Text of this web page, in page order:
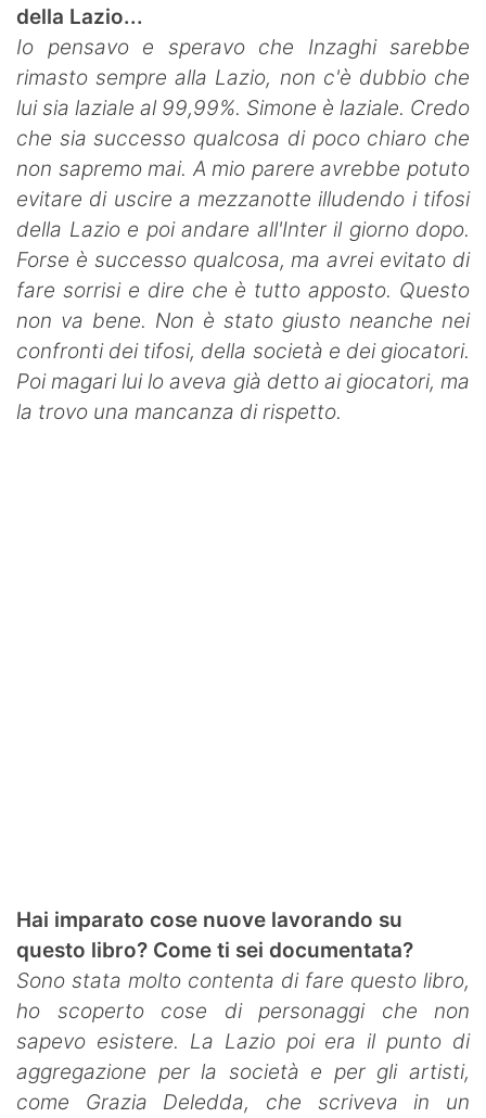
della Lazio...
Io pensavo e speravo che Inzaghi sarebbe
rimasto sempre alla Lazio, non c'è dubbio che
lui sia laziale al 99,99%. Simone è laziale. Credo
che sia successo qualcosa di poco chiaro che
non sapremo mai. A mio parere avrebbe potuto
evitare di uscire a mezzanotte illudendo i tifosi
della Lazio e poi andare all'Inter il giorno dopo.
Forse è successo qualcosa, ma avrei evitato di
fare sorrisi e dire che è tutto apposto. Questo
non va bene. Non è stato giusto neanche nei
confronti dei tifosi, della società e dei giocatori.
Poi magari lui lo aveva già detto ai giocatori, ma
la trovo una mancanza di rispetto.
Hai imparato cose nuove lavorando su
questo libro? Come ti sei documentata?
Sono stata molto contenta di fare questo libro,
ho scoperto cose di personaggi che non
sapevo esistere. La Lazio poi era il punto di
aggregazione per la società e per gli artisti,
come Grazia Deledda, che scriveva in un